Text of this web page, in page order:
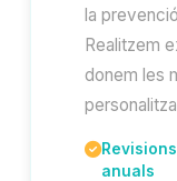
la
Realitzem
donem les
Revisions
anuals